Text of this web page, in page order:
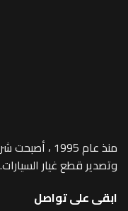
غيار السيارات.
تواصل